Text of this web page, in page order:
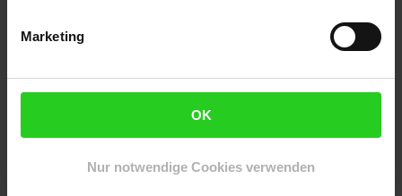
Marketing
OK
Nur notwendige Cookies verwenden
Push to Open Funktion für ein leichteres öffnen der Türen
Jeder TV-Schrank wurde in liebevoller Handarbeit
Material
Korpus: Sheesham Massivholz